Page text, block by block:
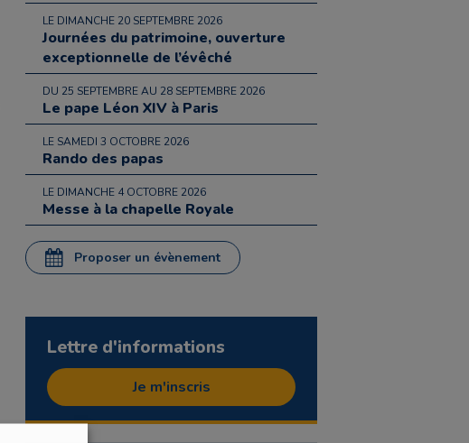
LE DIMANCHE 20 SEPTEMBRE 2026
Journées du patrimoine, ouverture
exceptionnelle de l’évêché
DU 25 SEPTEMBRE AU 28 SEPTEMBRE 2026
Le pape Léon XIV à Paris
LE SAMEDI 3 OCTOBRE 2026
Rando des papas
LE DIMANCHE 4 OCTOBRE 2026
Messe à la chapelle Royale
Proposer un évènement
Lettre d'informations
Je m'inscris